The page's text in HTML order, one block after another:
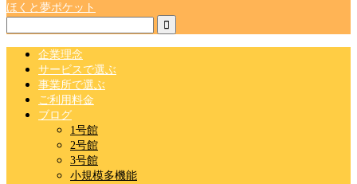
ほくと夢ポケット
企業理念
サービスで選ぶ
事業所で選ぶ
ご利用料金
ブログ
1号館
2号館
3号館
小規模多機能